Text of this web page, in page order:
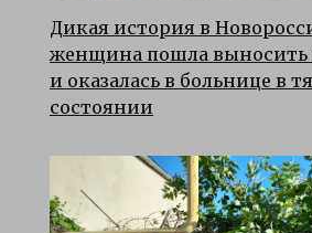
Дикая история в
женщина пошла выносить
и оказалась в больнице в
состоянии